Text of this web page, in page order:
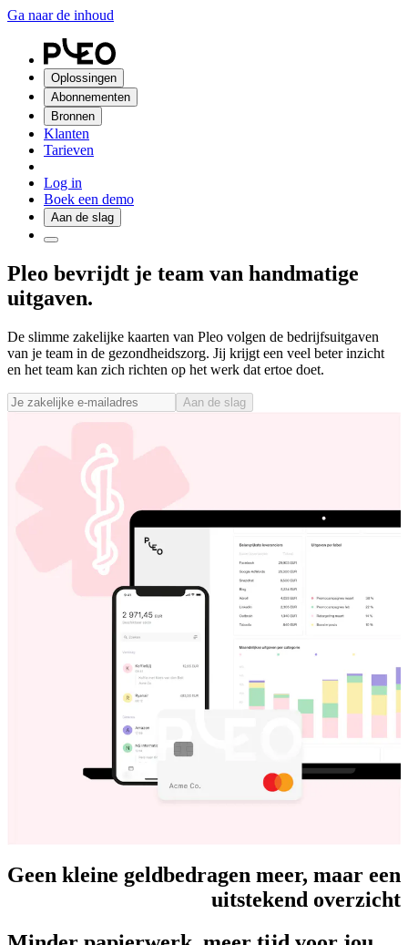
Ga naar de inhoud
Oplossingen
Abonnementen
Bronnen
Klanten
Tarieven
Log in
Boek een demo
Aan de slag
Pleo bevrijdt je team van handmatige
uitgaven.
De slimme zakelijke kaarten van Pleo volgen de bedrijfsuitgaven
van je team in de gezondheidszorg. Jij krijgt een veel beter inzicht
en het team kan zich richten op het werk dat ertoe doet.
Aan de slag
Geen kleine geldbedragen meer, maar een
uitstekend overzicht